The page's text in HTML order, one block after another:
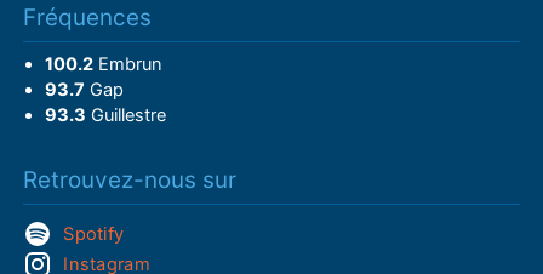
Fréquences
100.2Embrun
93.7 Gap
93.3 Guillestre
Retrouvez-nous sur
Spotify
Instagram